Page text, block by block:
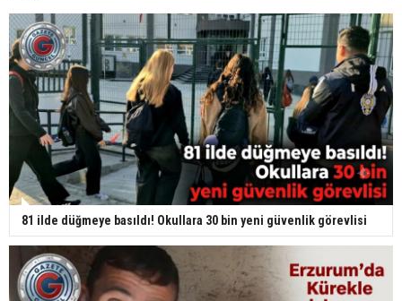
81 ilde düğmeye basıldı! Okullara 30 bin yeni güvenlik görevlisi